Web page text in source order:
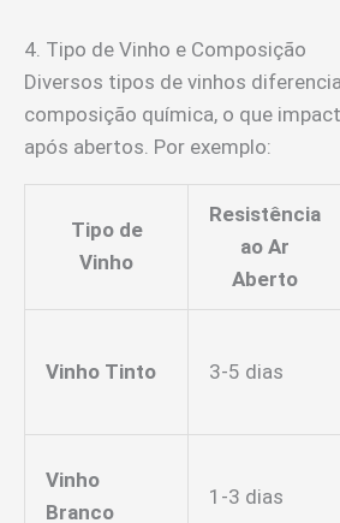
4. Tipo de Vinho e Composição
Diversos tipos de vinhos
composição química, o que
após abertos. Por exemplo:
Tipo de
Vinho
Resistência
ao Ar
Aberto
Vinho Tinto 3-5 dias
Vinho
Branco
1-3 dias